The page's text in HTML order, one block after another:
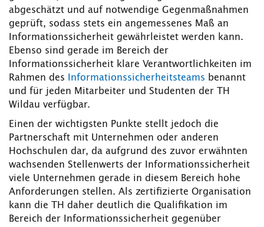
abgeschätzt und auf notwendige Gegenmaßnahmen
geprüft, sodass stets ein angemessenes Maß an
Informationssicherheit gewährleistet werden kann.
Ebenso sind gerade im Bereich der
Informationssicherheit klare Verantwortlichkeiten im
Rahmen des
Informationssicherheitsteams benannt
und für jeden Mitarbeiter und Studenten der TH
Wildau verfügbar.
Einen der wichtigsten Punkte stellt jedoch die
Partnerschaft mit Unternehmen oder anderen
Hochschulen dar, da aufgrund des zuvor erwähnten
wachsenden Stellenwerts der Informationssicherheit
viele Unternehmen gerade in diesem Bereich hohe
Anforderungen stellen. Als zertifizierte Organisation
kann die TH daher deutlich die Qualifikation im
Bereich der Informationssicherheit gegenüber